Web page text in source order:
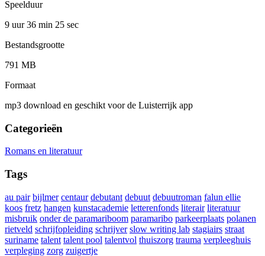
Speelduur
9 uur 36 min 25 sec
Bestandsgrootte
791 MB
Formaat
mp3 download en geschikt voor de Luisterrijk app
Categorieën
Romans en literatuur
Tags
au pair bijlmer centaur debutant debuut debuutroman falun ellie
koos fretz hangen kunstacademie letterenfonds literair literatuur
misbruik onder de paramariboom paramaribo parkeerplaats polanen
rietveld schrijfopleiding schrijver slow writing lab stagiairs straat
suriname talent talent pool talentvol thuiszorg trauma verpleeghuis
verpleging zorg zuigertje